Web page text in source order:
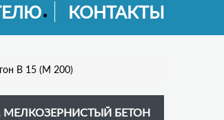
КОНТАКТЫ
В 15 (М 200)
МЕЛКОЗЕРНИСТЫЙ БЕТОН